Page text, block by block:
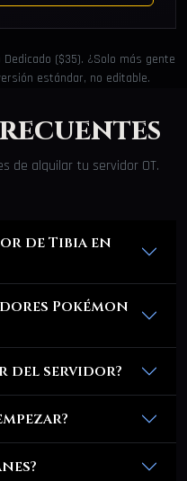
($35). ¿Solo más gente
estándar, no editable.
de alquilar tu servidor OT.
de Tibia en
Pokémon
del servidor?